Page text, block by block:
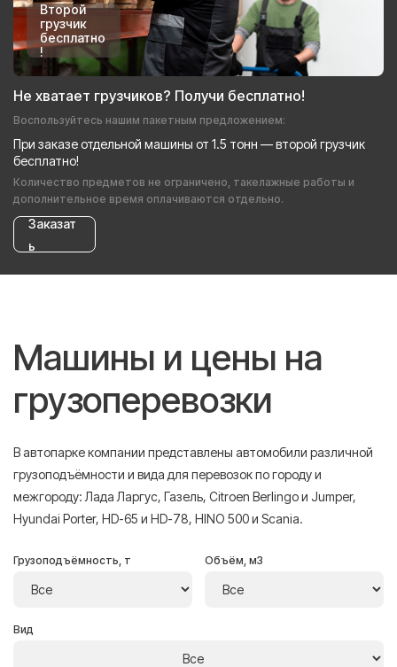
Второй
грузчик
бесплатно
!
Не хватает грузчиков? Получи бесплатно!
Воспользуйтесь нашим пакетным предложением:
При заказе отдельной машины от 1.5 тонн — второй грузчик
бесплатно!
Количество предметов не ограничено, такелажные работы и
дополнительное время оплачиваются отдельно.
Заказат
ь
Машины и цены на
грузоперевозки
В автопарке компании представлены автомобили различной
грузоподъёмности и вида для перевозок по городу и
межгороду: Лада Ларгус, Газель, Citroen Berlingo и Jumper,
Hyundai Porter, HD-65 и HD-78, HINO 500 и Scania.
Грузоподъёмность, т Объём, м3
Вид